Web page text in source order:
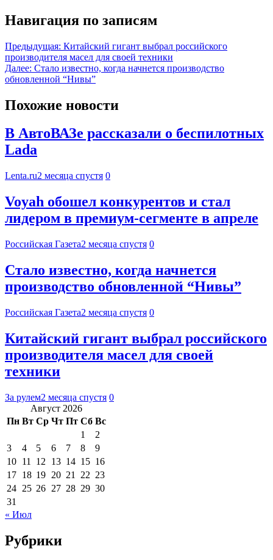
Навигация по записям
Предыдущая: Китайский гигант выбрал российского
производителя масел для своей техники
Далее: Стало известно, когда начнется производство
обновленной “Нивы”
Похожие новости
В АвтоВАЗе рассказали о беспилотных
Lada
Lenta.ru2 месяца спустя 0
Voyah обошел конкурентов и стал
лидером в премиум-сегменте в апреле
Российская Газета2 месяца спустя 0
Стало известно, когда начнется
производство обновленной “Нивы”
Российская Газета2 месяца спустя 0
Китайский гигант выбрал российского
производителя масел для своей
техники
За рулем2 месяца спустя 0
Август 2026
Пн Вт Ср Чт Пт Сб Вс
1
2
3
4 5 6 7 8
9
10 11 12 13 14 15 16
17 18 19 20 21 22 23
24 25 26 27 28 29 30
31
« Июл
Рубрики